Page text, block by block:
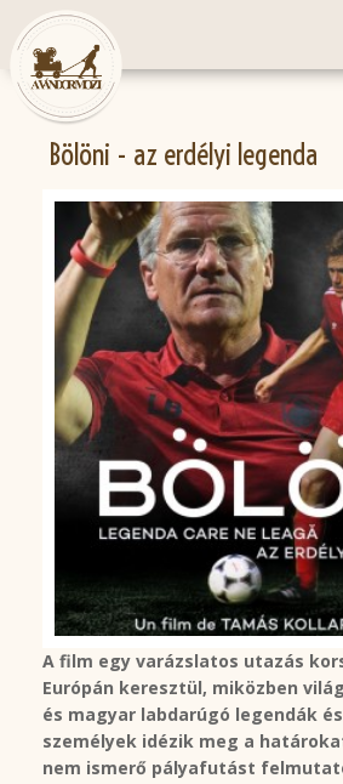
Bölöni - az erdélyi legenda
A film egy varázslatos utazás
Európán keresztül, miközben
és magyar labdarúgó legendák
személyek idézik meg a
nem ismerő pályafutást